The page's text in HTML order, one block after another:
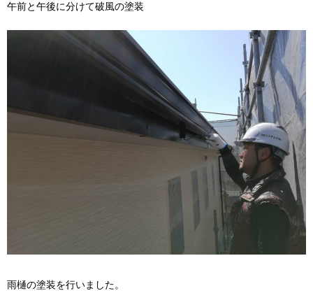
午前と午後に分けて破風の塗装
雨樋の塗装を行いました。